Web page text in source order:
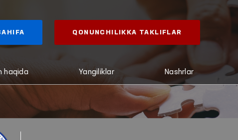
QONUNCHILIKKA TAKLIFLAR
haqida Yangiliklar Nashrlar